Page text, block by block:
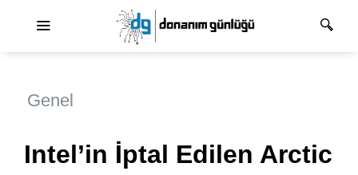
Genel
Intel’in İptal Edilen Arctic